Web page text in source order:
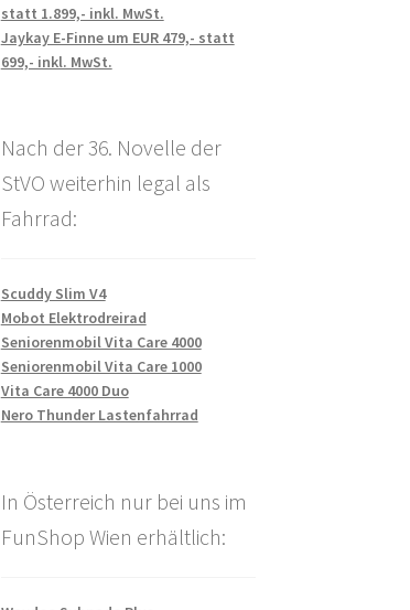
statt 1.899,- inkl. MwSt.
Jaykay E-Finne um EUR 479,- statt
699,- inkl. MwSt.
Nach der 36. Novelle der
StVO weiterhin legal als
Fahrrad:
Scuddy Slim V4
Mobot Elektrodreirad
Seniorenmobil Vita Care 4000
Seniorenmobil Vita Care 1000
Vita Care 4000 Duo
Nero Thunder Lastenfahrrad
In Österreich nur bei uns im
FunShop Wien erhältlich: